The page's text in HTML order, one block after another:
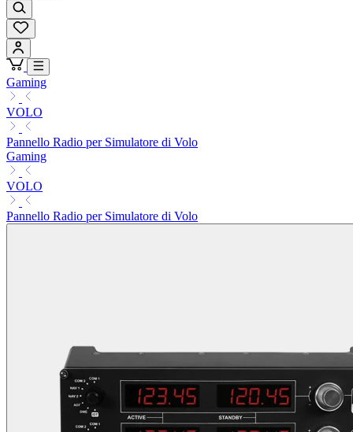
Gaming
VOLO
Pannello Radio per Simulatore di Volo
Gaming
VOLO
Pannello Radio per Simulatore di Volo